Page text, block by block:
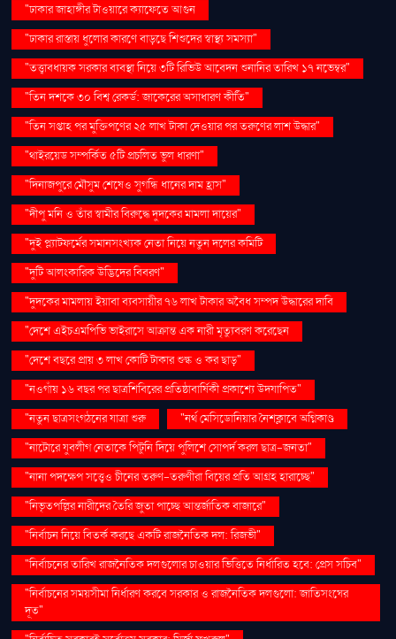
"ঢাকার জাহাঙ্গীর টাওয়ারে ক্যাফেতে আগুন
"ঢাকার রাস্তায় ধুলোর কারণে বাড়ছে শিশুদের স্বাস্থ্য সমস্যা"
"তত্ত্বাবধায়ক সরকার ব্যবস্থা নিয়ে ৩টি রিভিউ আবেদন শুনানির তারিখ ১৭ নভেম্বর"
"তিন দশকে ৩০ বিশ্ব রেকর্ড: জাকেরের অসাধারণ কীর্তি"
"তিন সপ্তাহ পর মুক্তিপণের ২৫ লাখ টাকা দেওয়ার পর তরুণের লাশ উদ্ধার"
"থাইরয়েড সম্পর্কিত ৫টি প্রচলিত ভুল ধারণা"
"দিনাজপুরে মৌসুম শেষেও সুগন্ধি ধানের দাম হ্রাস"
"দীপু মনি ও তাঁর স্বামীর বিরুদ্ধে দুদকের মামলা দায়ের"
"দুই প্ল্যাটফর্মের সমানসংখ্যক নেতা নিয়ে নতুন দলের কমিটি
"দুটি আলংকারিক উদ্ভিদের বিবরণ"
"দুদকের মামলায় ইয়াবা ব্যবসায়ীর ৭৬ লাখ টাকার অবৈধ সম্পদ উদ্ধারের দাবি
"দেশে এইচএমপিভি ভাইরাসে আক্রান্ত এক নারী মৃত্যুবরণ করেছেন
"দেশে বছরে প্রায় ৩ লাখ কোটি টাকার শুল্ক ও কর ছাড়"
"নওগাঁয় ১৬ বছর পর ছাত্রশিবিরের প্রতিষ্ঠাবার্ষিকী প্রকাশ্যে উদযাপিত"
"নতুন ছাত্রসংগঠনের যাত্রা শুরু
"নর্থ মেসিডোনিয়ার নৈশক্লাবে অগ্নিকাণ্ড
"নাটোরে যুবলীগ নেতাকে পিটুনি দিয়ে পুলিশে সোপর্দ করল ছাত্র-জনতা"
"নানা পদক্ষেপ সত্ত্বেও চীনের তরুণ-তরুণীরা বিয়ের প্রতি আগ্রহ হারাচ্ছে"
"নিভৃতপল্লির নারীদের তৈরি জুতা পাচ্ছে আন্তর্জাতিক বাজারে"
"নির্বাচন নিয়ে বিতর্ক করছে একটি রাজনৈতিক দল: রিজভী"
"নির্বাচনের তারিখ রাজনৈতিক দলগুলোর চাওয়ার ভিত্তিতে নির্ধারিত হবে: প্রেস সচিব"
"নির্বাচনের সময়সীমা নির্ধারণ করবে সরকার ও রাজনৈতিক দলগুলো: জাতিসংঘের
দূত"